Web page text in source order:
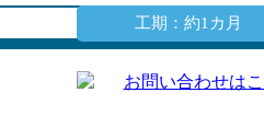
工期：約1カ月